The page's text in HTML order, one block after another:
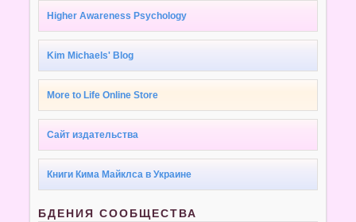
Higher Awareness Psychology
Kim Michaels' Blog
More to Life Online Store
Сайт издательства
Книги Кима Майклса в Украине
БДЕНИЯ СООБЩЕСТВА